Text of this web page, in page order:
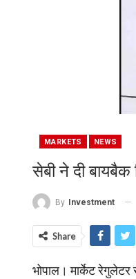
MARKETS NEWS
सेबी ने दी बायबैक
By Investment
Share
भोपाल। मार्केट